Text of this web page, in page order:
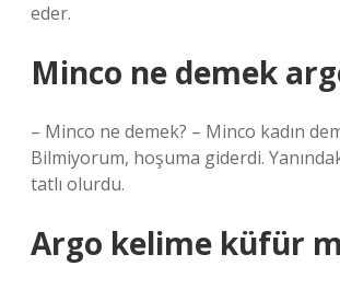
eder.
Minco ne demek
– Minco ne demek? – Minco kadın
Bilmiyorum, hoşuma giderdi.
tatlı olurdu.
Argo kelime küfür